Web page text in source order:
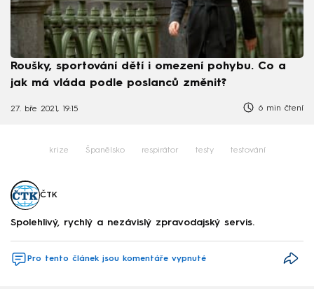
Roušky, sportování dětí i omezení pohybu. Co a
jak má vláda podle poslanců změnit?
27. bře 2021, 19:15 6 min čtení
krize Španělsko respirátor testy testování
ČTK
Spolehlivý, rychlý a nezávislý zpravodajský servis.
Pro tento článek jsou komentáře vypnuté